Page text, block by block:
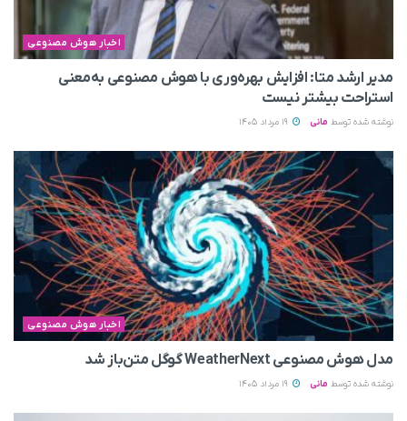
اخبار هوش مصنوعی
مدیر ارشد متا: افزایش بهره‌وری با هوش مصنوعی به‌معنی
استراحت بیشتر نیست
نوشته شده توسط مانی
اخبار هوش مصنوعی
مدل هوش مصنوعی WeatherNext گوگل متن‌باز شد
نوشته شده توسط مانی